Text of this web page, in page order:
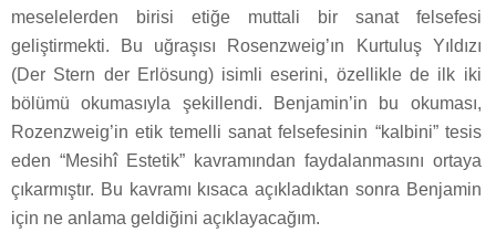
meselelerden birisi etiğe muttali bir sanat felsefesi
geliştirmekti. Bu uğraşısı Rosenzweig’ın Kurtuluş Yıldızı
(Der Stern der Erlösung) isimli eserini, özellikle de ilk iki
bölümü okumasıyla şekillendi. Benjamin’in bu okuması,
Rozenzweig’in etik temelli sanat felsefesinin “kalbini” tesis
eden “Mesihî Estetik” kavramından faydalanmasını ortaya
çıkarmıştır. Bu kavramı kısaca açıkladıktan sonra Benjamin
için ne anlama geldiğini açıklayacağım.